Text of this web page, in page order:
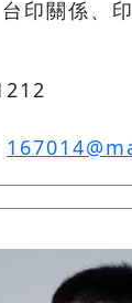
印關係、